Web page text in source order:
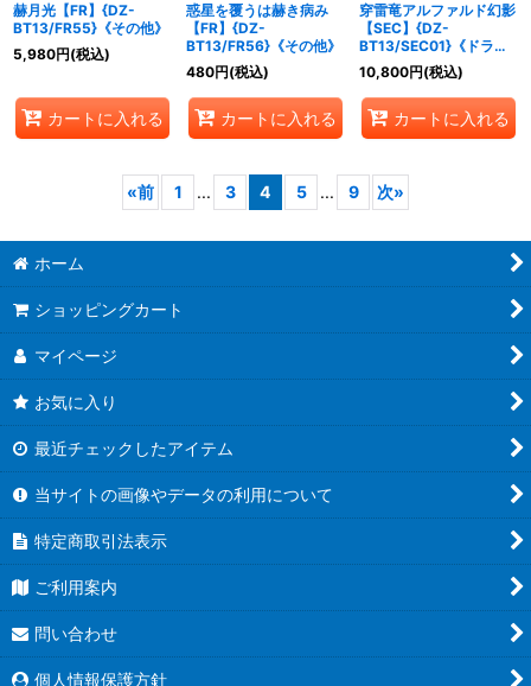
赫月光【FR】{DZ-
BT13/FR55}《その他》
5,980円(税込)
カートに入れる
惑星を覆うは赫き病み
【FR】{DZ-
BT13/FR56}《その他》
480円(税込)
カートに入れる
穿雷竜アルファルド幻影
【SEC】{DZ-
BT13/SEC01}《ドラゴ
ンエンパイア》
10,800円(税込)
カートに入れる
«前 1 ... 3 4 5 ... 9 次»
ホーム
ショッピングカート
マイページ
お気に入り
最近チェックしたアイテム
当サイトの画像やデータの利用について
特定商取引法表示
ご利用案内
問い合わせ
個人情報保護方針